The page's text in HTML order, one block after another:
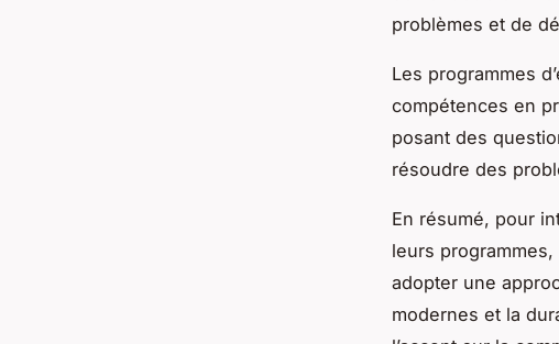
problèmes et de
Les programmes
compétences en
posant des
résoudre des
En résumé, pour
leurs
adopter une
modernes et la